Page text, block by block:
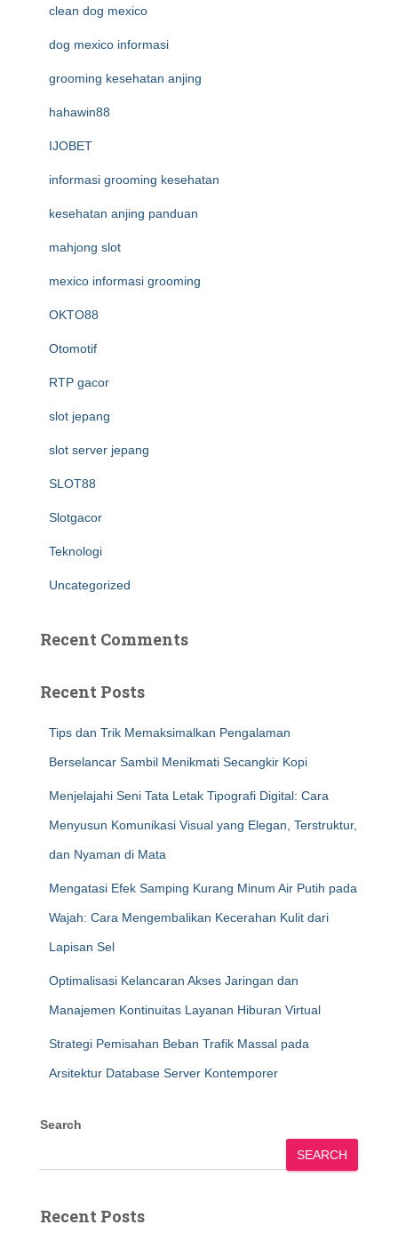
clean dog mexico
dog mexico informasi
grooming kesehatan anjing
hahawin88
IJOBET
informasi grooming kesehatan
kesehatan anjing panduan
mahjong slot
mexico informasi grooming
OKTO88
Otomotif
RTP gacor
slot jepang
slot server jepang
SLOT88
Slotgacor
Teknologi
Uncategorized
Recent Comments
Recent Posts
Tips dan Trik Memaksimalkan Pengalaman
Berselancar Sambil Menikmati Secangkir Kopi
Menjelajahi Seni Tata Letak Tipografi Digital: Cara
Menyusun Komunikasi Visual yang Elegan, Terstruktur,
dan Nyaman di Mata
Mengatasi Efek Samping Kurang Minum Air Putih pada
Wajah: Cara Mengembalikan Kecerahan Kulit dari
Lapisan Sel
Optimalisasi Kelancaran Akses Jaringan dan
Manajemen Kontinuitas Layanan Hiburan Virtual
Strategi Pemisahan Beban Trafik Massal pada
Arsitektur Database Server Kontemporer
Search
SEARCH
Recent Posts